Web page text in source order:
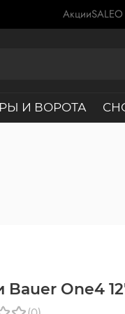
АкцииSALEО
И ВОРОТА
Bauer One4